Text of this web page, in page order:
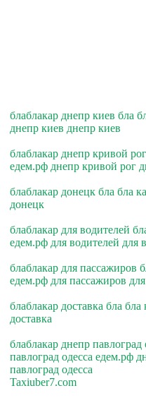
блаблакар днепр киев бла
днепр киев днепр киев
блаблакар днепр кривой
едем.рф днепр кривой рог
блаблакар донецк бла бла
донецк
блаблакар для водителей
едем.рф для водителей для
блаблакар для пассажиров
едем.рф для пассажиров
блаблакар доставка бла
доставка
блаблакар днепр павлоград
павлоград одесса едем.рф
павлоград одесса
Taxiuber7.com